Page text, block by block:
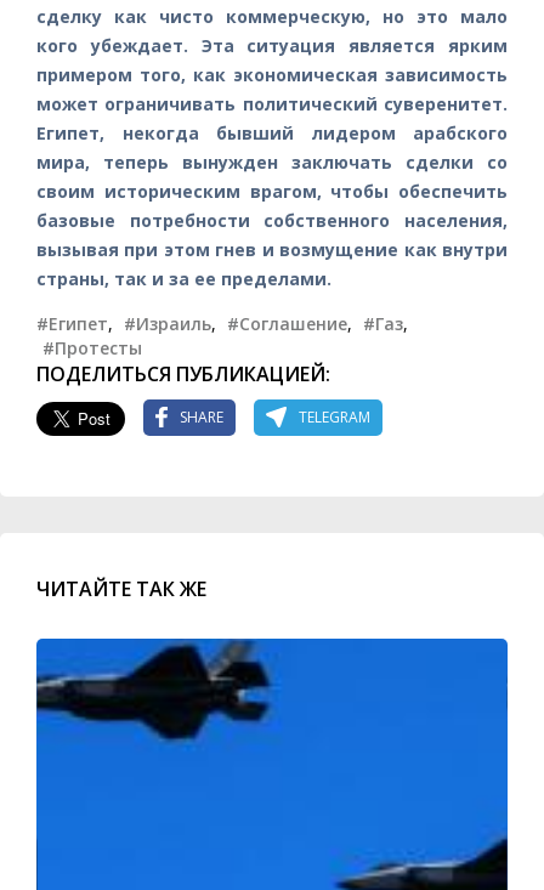
сделку как чисто коммерческую, но это мало
кого убеждает. Эта ситуация является ярким
примером того, как экономическая зависимость
может ограничивать политический суверенитет.
Египет, некогда бывший лидером арабского
мира, теперь вынужден заключать сделки со
своим историческим врагом, чтобы обеспечить
базовые потребности собственного населения,
вызывая при этом гнев и возмущение как внутри
страны, так и за ее пределами.
#Египет, #Израиль, #Соглашение, #Газ,
#Протесты
ПОДЕЛИТЬСЯ ПУБЛИКАЦИЕЙ:
SHARE TELEGRAM
ЧИТАЙТЕ ТАК ЖЕ